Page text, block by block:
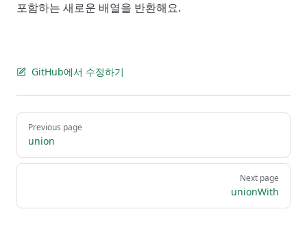
포함하는 새로운 배열을 반환해요.
GitHub에서 수정하기
Pager
Previous page
union
Next page
unionWith